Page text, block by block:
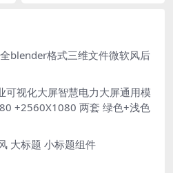
blender格式三维文件微软风后
可视化大屏智慧电力大屏通用模
+2560X1080 两套 绿色+浅色
大标题 小标题组件